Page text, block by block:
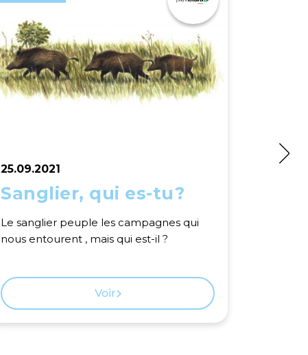
25.09.2021
Sanglier, qui es-tu?
Le sanglier peuple les campagnes qui
nous entourent , mais qui est-il ?
Voir